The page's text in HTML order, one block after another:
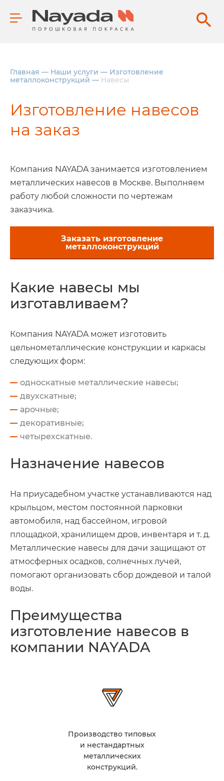
Главная — Наши услуги — Изготовление
металлоконструкций — Навесы
Изготовление навесов
на заказ
Компания NAYADA занимается изготовлением
металлических навесов в Москве. Выполняем
работу любой сложности по чертежам
заказчика.
Заказать изготовление
металлоконструкций
Какие навесы мы
изготавливаем?
Компания NAYADA может изготовить
цельнометаллические конструкции и каркасы
следующих форм:
односкатные металлические навесы;
двухскатные;
арочные;
декоративные;
четырехскатные.
Назначение навесов
На приусадебном участке устанавливаются над
крыльцом, местом постоянной парковки
автомобиля, над бассейном, игровой
площадкой, хранилищем дров, инвентаря и т. д.
Металлические навесы для дачи защищают от
атмосферных осадков, солнечных лучей,
помогают организовать сбор дождевой и талой
воды.
Преимущества
изготовление навесов в
компании NAYADA
Производство типовых
и нестандартных
металлических
конструкций.